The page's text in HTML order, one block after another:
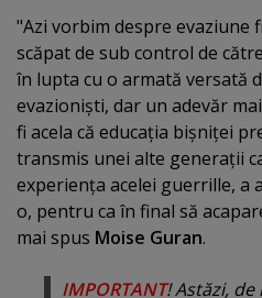
"Azi vorbim despre evaziune
scăpat de sub control de
în lupta cu o armată versată
evazionişti, dar un adevăr
fi acela că educaţia bişniţei
transmis unei alte generaţii
experienţa acelei guerrille, a
o, pentru ca în final să
mai spus Moise Guran.
IMPORTANT! Astăzi, de